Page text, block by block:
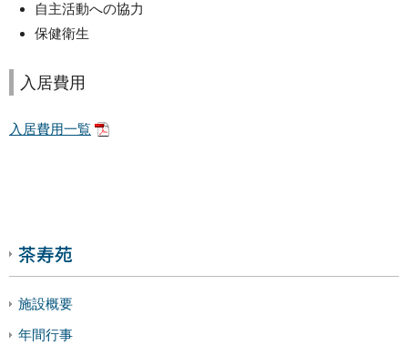
自主活動への協力
保健衛生
入居費用
入居費用一覧
茶寿苑
施設概要
年間行事